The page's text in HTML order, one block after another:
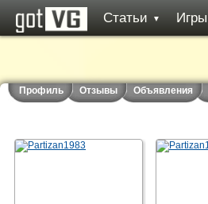
Статьи ▼ Игры
Профиль Отзывы Объявления